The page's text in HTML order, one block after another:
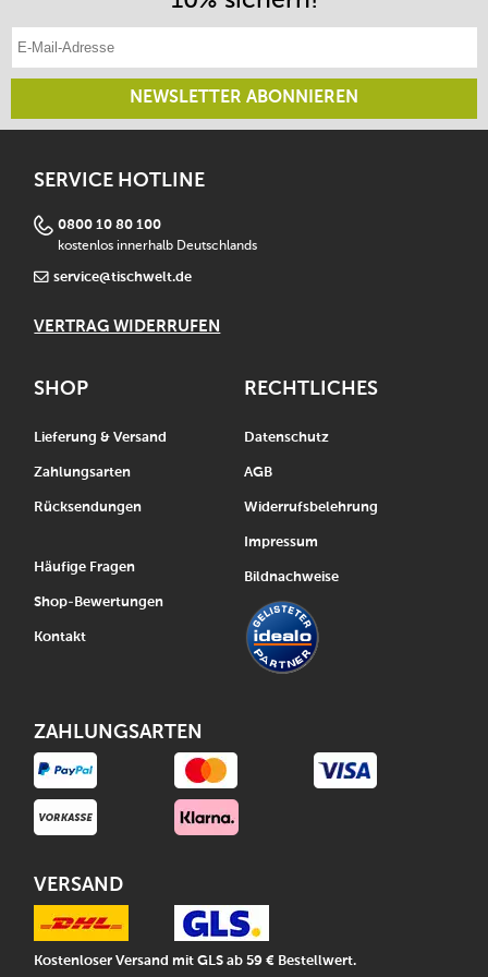
das Dreizack-Logo des Herstellers ziert die Klinge auf
kontraststarke Weise
nicht für Schneidearbeiten auf harten Oberflächen
von Hand reinigen und sofort abtrocknen
einweichen
NEWSLETTER ABONNIEREN
SERVICE HOTLINE
0800 10 80 100
kostenlos innerhalb Deutschlands
service@tischwelt.de
VERTRAG WIDERRUFEN
SHOP
Lieferung & Versand
Zahlungsarten
Rücksendungen
Häufige Fragen
Shop-Bewertungen
Kontakt
RECHTLICHES
Datenschutz
AGB
Widerrufsbelehrung
Impressum
Bildnachweise
ZAHLUNGSARTEN
VERSAND
Kostenloser Versand mit GLS ab 59 € Bestellwert.